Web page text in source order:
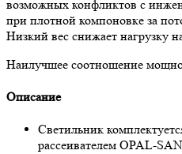
возможных конфликтов с
при плотной компоновке за
Низкий вес снижает нагрузку
Наилучшее соотношение
Описание
Светильник
рассеивателем OPAL-